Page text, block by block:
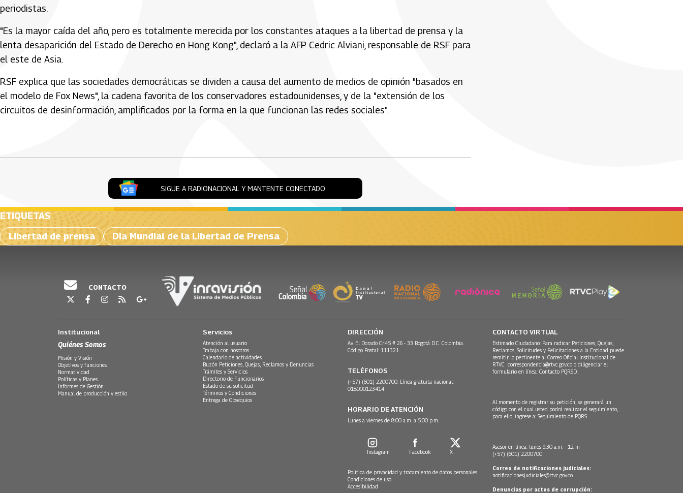
periodistas.
"Es la mayor caída del año, pero es totalmente merecida por los constantes ataques a la libertad de prensa y la
lenta desaparición del Estado de Derecho en Hong Kong", declaró a la AFP Cedric Alviani, responsable de RSF para
el este de Asia.
RSF explica que las sociedades democráticas se dividen a causa del aumento de medios de opinión "basados en
el modelo de Fox News", la cadena favorita de los conservadores estadounidenses, y de la "extensión de los
circuitos de desinformación, amplificados por la forma en la que funcionan las redes sociales".
SIGUE A RADIONACIONAL Y MANTENTE CONECTADO
ETIQUETAS
Libertad de prensa
Dia Mundial de la Libertad de Prensa
CONTACTO
Institucional
Quiénes Somos
Misión y Visión
Objetivos y funciones
Normatividad
Políticas y Planes
Informes de Gestión
Manual de producción y estilo
Servicios
Atención al usuario
Trabaja con nosotros
Calendario de actividades
Buzón Peticiones, Quejas, Reclamos y Denuncias
Trámites y Servicios
Directorio de Funcionarios
Estado de su solicitud
Términos y Condiciones
Entrega de Obsequios
DIRECCIÓN
Av. El Dorado Cr.45 # 26 - 33 Bogotá D.C. Colombia.
Código Postal: 111321
TELÉFONOS
(+57) (601) 2200700. Línea gratuita nacional:
018000123414
HORARIO DE ATENCIÓN
Lunes a viernes de 8:00 a.m. a 5:00 p.m.
Instagram Facebook X
Política de privacidad y tratamiento de datos personales
Condiciones de uso
Accesibilidad
CONTACTO VIRTUAL
Estimado Ciudadano: Para radicar Peticiones, Quejas,
Reclamos, Solicitudes y Felicitaciones a la Entidad puede
remitir lo pertinente al Correo Oficial Institucional de
RTVC correspondencia@rtvc.gov.co o diligenciar el
formulario en línea: Contacto PQRSD.
Al momento de registrar su petición, se generará un
código con el cual usted podrá realizar el seguimiento,
para ello, ingrese a: Seguimiento de PQRS
Asesor en línea: lunes 9:30 a.m. - 12 m
(+57) (601) 2200700
Correo de notificaciones judiciales:
notificacionesjudiciales@rtvc.gov.co
Denuncias por actos de corrupción: